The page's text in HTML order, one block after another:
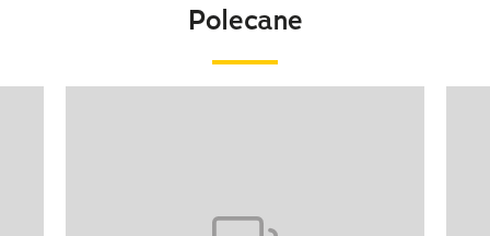
Polecane